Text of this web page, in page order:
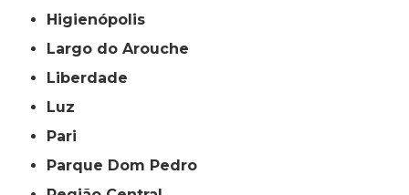
Higienópolis
Largo do Arouche
Liberdade
Luz
Pari
Parque Dom Pedro